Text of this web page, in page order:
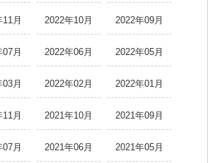
月 2022年10月 2022年09月
月 2022年06月 2022年05月
月 2022年02月 2022年01月
月 2021年10月 2021年09月
月 2021年06月 2021年05月